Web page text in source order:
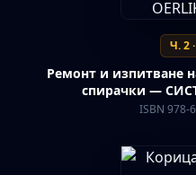
Ч. 2
Ремонт и изпитване
спирачки —
ISBN 978-